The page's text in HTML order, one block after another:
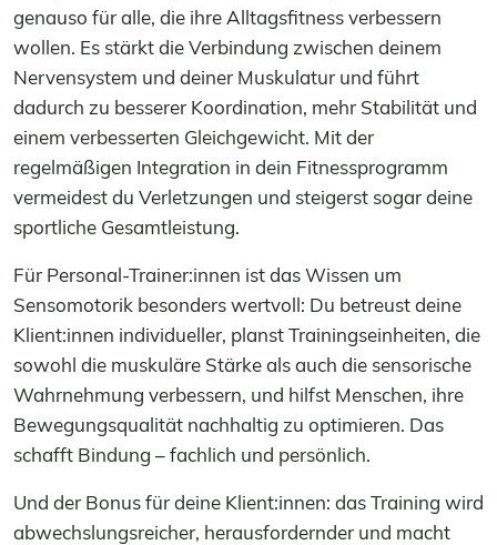
genauso für alle, die ihre Alltagsfitness verbessern
wollen. Es stärkt die Verbindung zwischen deinem
Nervensystem und deiner Muskulatur und führt
dadurch zu besserer Koordination, mehr Stabilität und
einem verbesserten Gleichgewicht. Mit der
regelmäßigen Integration in dein Fitnessprogramm
vermeidest du Verletzungen und steigerst sogar deine
sportliche Gesamtleistung.
Für Personal-Trainer:innen ist das Wissen um
Sensomotorik besonders wertvoll: Du betreust deine
Klient:innen individueller, planst Trainingseinheiten, die
sowohl die muskuläre Stärke als auch die sensorische
Wahrnehmung verbessern, und hilfst Menschen, ihre
Bewegungsqualität nachhaltig zu optimieren. Das
schafft Bindung – fachlich und persönlich.
Und der Bonus für deine Klient:innen: das Training wird
abwechslungsreicher, herausfordernder und macht